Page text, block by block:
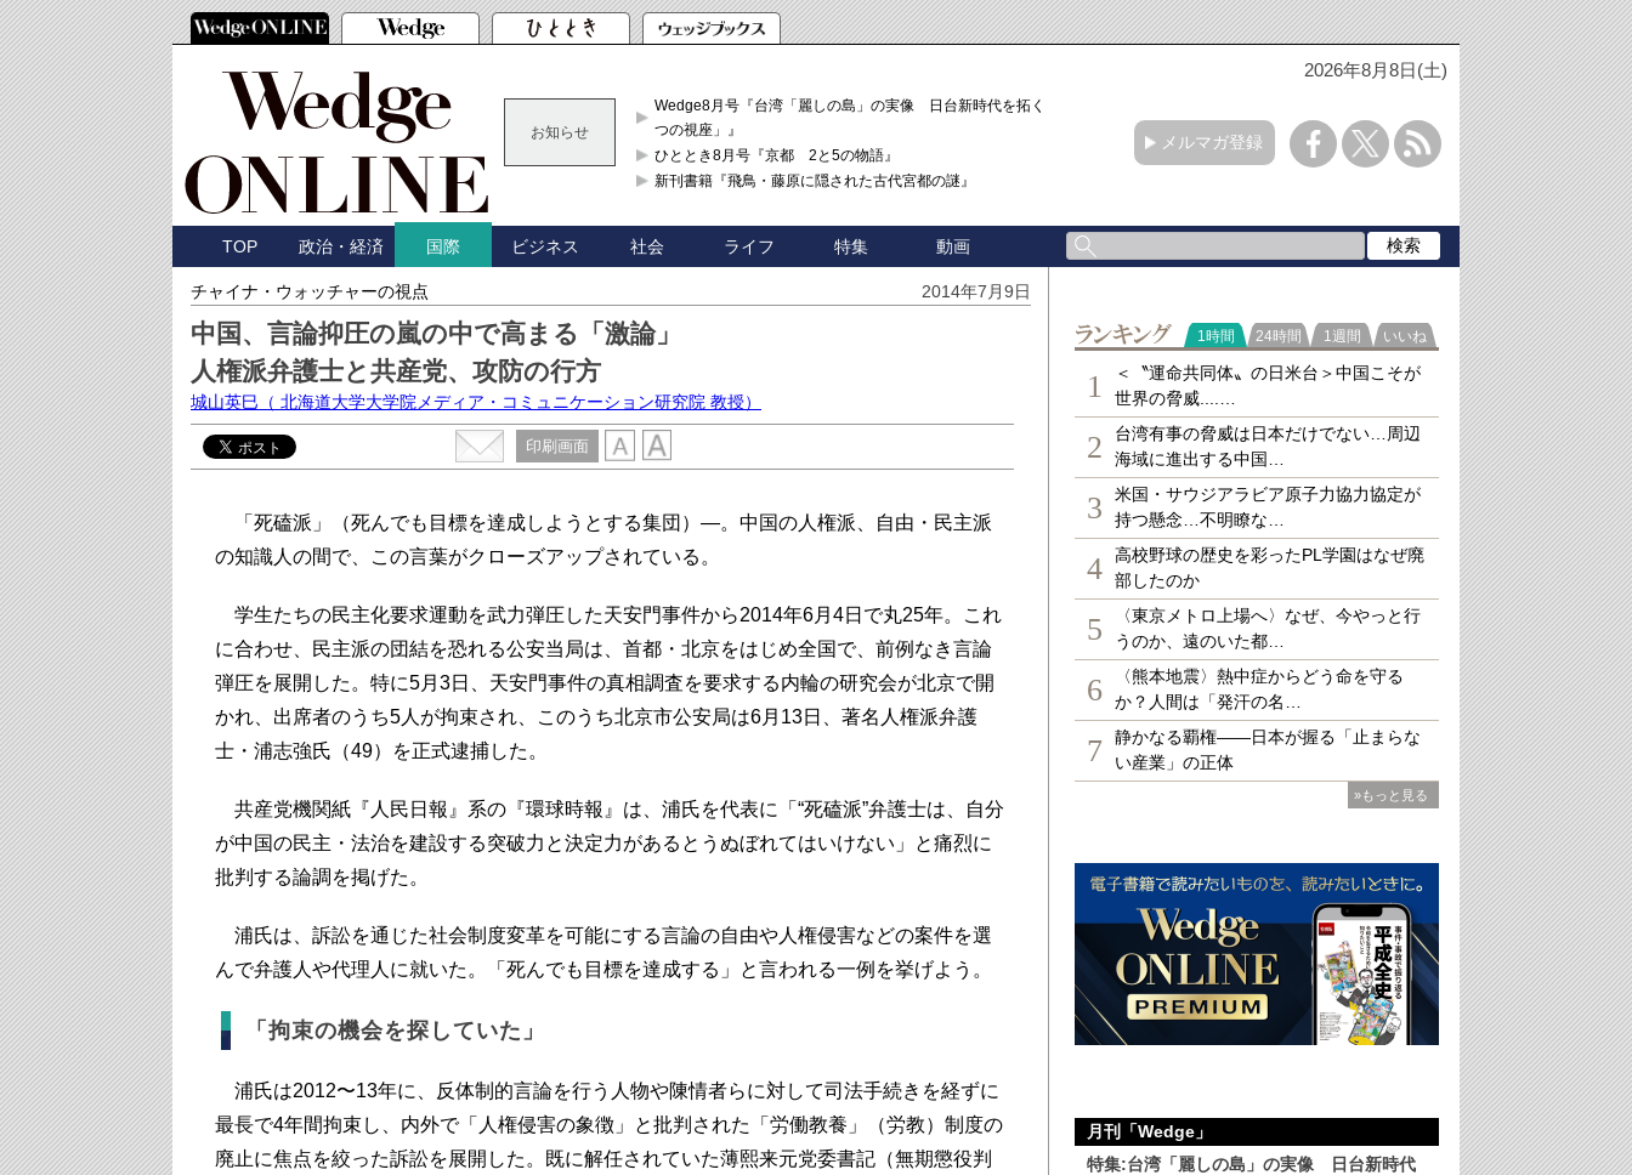
2026年8月8日(土)
お知らせ
Wedge8月号『台湾「麗しの島」の実像 日台新時代を拓く「3
つの視座」』
ひととき8月号『京都 2と5の物語』
新刊書籍『飛鳥・藤原に隠された古代宮都の謎』
メルマガ登録
TOP 政治・経済 国際 ビジネス 社会 ライフ 特集 動画
チャイナ・ウォッチャーの視点 2014年7月9日
中国、言論抑圧の嵐の中で高まる「激論」
人権派弁護士と共産党、攻防の行方
城山英巳 （ 北海道大学大学院メディア・コミュニケーション研究院 教授）
印刷画面
「死磕派」（死んでも目標を達成しようとする集団）—。中国の人権派、自由・民主派
の知識人の間で、この言葉がクローズアップされている。
学生たちの民主化要求運動を武力弾圧した天安門事件から2014年6月4日で丸25年。これ
に合わせ、民主派の団結を恐れる公安当局は、首都・北京をはじめ全国で、前例なき言論
弾圧を展開した。特に5月3日、天安門事件の真相調査を要求する内輪の研究会が北京で開
かれ、出席者のうち5人が拘束され、このうち北京市公安局は6月13日、著名人権派弁護
士・浦志強氏（49）を正式逮捕した。
共産党機関紙『人民日報』系の『環球時報』は、浦氏を代表に「“死磕派”弁護士は、自分
が中国の民主・法治を建設する突破力と決定力があるとうぬぼれてはいけない」と痛烈に
批判する論調を掲げた。
浦氏は、訴訟を通じた社会制度変革を可能にする言論の自由や人権侵害などの案件を選
んで弁護人や代理人に就いた。「死んでも目標を達成する」と言われる一例を挙げよう。
「拘束の機会を探していた」
浦氏は2012〜13年に、反体制的言論を行う人物や陳情者らに対して司法手続きを経ずに
最長で4年間拘束し、内外で「人権侵害の象徴」と批判された「労働教養」（労教）制度の
廃止に焦点を絞った訴訟を展開した。既に解任されていた薄熙来元党委書記（無期懲役判
ランキング
1時間 24時間 1週間 いいね
1
＜〝運命共同体〟の日米台＞中国こそが
世界の脅威....…
2
台湾有事の脅威は日本だけでない…周辺
海域に進出する中国…
3
米国・サウジアラビア原子力協力協定が
持つ懸念…不明瞭な…
4
高校野球の歴史を彩ったPL学園はなぜ廃
部したのか
5
〈東京メトロ上場へ〉なぜ、今やっと行
うのか、遠のいた都…
6
〈熊本地震〉熱中症からどう命を守る
か？人間は「発汗の名…
7
静かなる覇権――日本が握る「止まらな
い産業」の正体
»もっと見る
月刊「Wedge」
特集:台湾「麗しの島」の実像 日台新時代